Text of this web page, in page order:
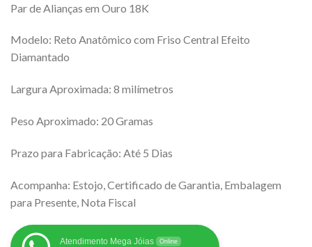
Par de Alianças em Ouro 18K
Modelo: Reto Anatômico com Friso Central Efeito
Diamantado
Largura Aproximada: 8 milímetros
Peso Aproximado: 20 Gramas
Prazo para Fabricação: Até 5 Dias
Acompanha: Estojo, Certificado de Garantia, Embalagem
para Presente, Nota Fiscal
Atendimento Mega Jóias Online